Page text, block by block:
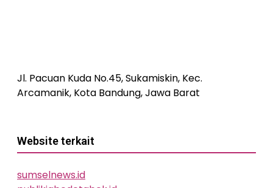
Jl. Pacuan Kuda No.45, Sukamiskin, Kec.
Arcamanik, Kota Bandung, Jawa Barat
Website terkait
sumselnews.id